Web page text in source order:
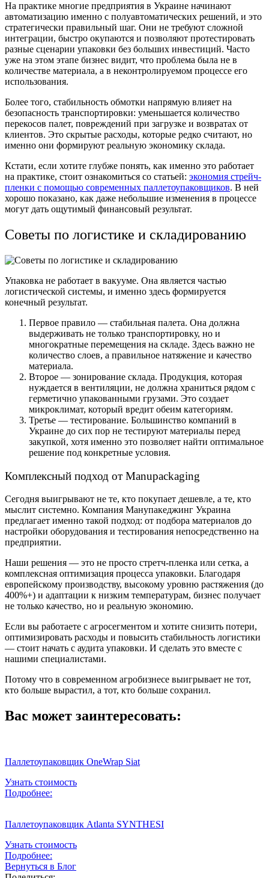
На практике многие предприятия в Украине начинают
автоматизацию именно с полуавтоматических решений, и это
стратегически правильный шаг. Они не требуют сложной
интеграции, быстро окупаются и позволяют протестировать
разные сценарии упаковки без больших инвестиций. Часто
уже на этом этапе бизнес видит, что проблема была не в
количестве материала, а в неконтролируемом процессе его
использования.
Более того, стабильность обмотки напрямую влияет на
безопасность транспортировки: уменьшается количество
перекосов палет, повреждений при загрузке и возвратах от
клиентов. Это скрытые расходы, которые редко считают, но
именно они формируют реальную экономику склада.
Кстати, если хотите глубже понять, как именно это работает
на практике, стоит ознакомиться со статьей: экономия стрейч-
пленки с помощью современных паллетоупаковщиков. В ней
хорошо показано, как даже небольшие изменения в процессе
могут дать ощутимый финансовый результат.
Советы по логистике и складированию
Упаковка не работает в вакууме. Она является частью
логистической системы, и именно здесь формируется
конечный результат.
Первое правило — стабильная палета. Она должна
выдерживать не только транспортировку, но и
многократные перемещения на складе. Здесь важно не
количество слоев, а правильное натяжение и качество
материала.
Второе — зонирование склада. Продукция, которая
нуждается в вентиляции, не должна храниться рядом с
герметично упакованными грузами. Это создает
микроклимат, который вредит обеим категориям.
Третье — тестирование. Большинство компаний в
Украине до сих пор не тестируют материалы перед
закупкой, хотя именно это позволяет найти оптимальное
решение под конкретные условия.
Комплексный подход от Manupackaging
Сегодня выигрывают не те, кто покупает дешевле, а те, кто
мыслит системно. Компания Манупакеджинг Украина
предлагает именно такой подход: от подбора материалов до
настройки оборудования и тестирования непосредственно на
предприятии.
Наши решения — это не просто стретч-пленка или сетка, а
комплексная оптимизация процесса упаковки. Благодаря
европейскому производству, высокому уровню растяжения (до
400%+) и адаптации к низким температурам, бизнес получает
не только качество, но и реальную экономию.
Если вы работаете с агросегментом и хотите снизить потери,
оптимизировать расходы и повысить стабильность логистики
— стоит начать с аудита упаковки. И сделать это вместе с
нашими специалистами.
Потому что в современном агробизнесе выигрывает не тот,
кто больше вырастил, а тот, кто больше сохранил.
Вас может заинтересовать:
Паллетоупаковщик OneWrap Siat
Узнать стоимость
Подробнее:
Паллетоупаковщик Atlanta SYNTHESI
Узнать стоимость
Подробнее:
Вернуться в Блог